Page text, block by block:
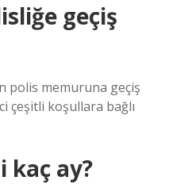
geçiş
polis memuruna geçiş
çeşitli koşullara bağlı
kaç ay?